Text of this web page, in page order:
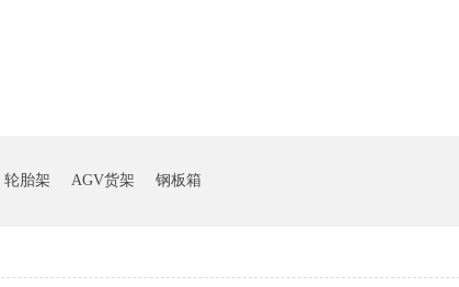
轮胎架 AGV货架 钢板箱